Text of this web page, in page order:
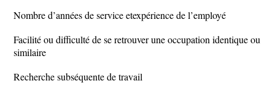
Nombre d’années de service etexpérience de l’employé
Facilité ou difficulté de se retrouver une occupation identique ou
similaire
Recherche subséquente de travail